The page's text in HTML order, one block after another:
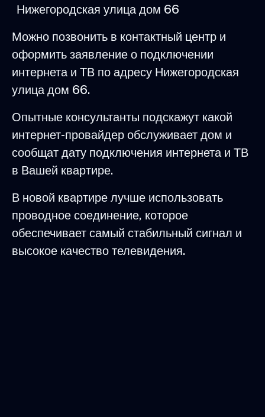
Нижегородская улица дом 66
Можно позвонить в контактный центр и
оформить заявление о подключении
интернета и ТВ по адресу Нижегородская
улица дом 66.
Опытные консультанты подскажут какой
интернет-провайдер обслуживает дом и
сообщат дату подключения интернета и ТВ
в Вашей квартире.
В новой квартире лучше использовать
проводное соединение, которое
обеспечивает самый стабильный сигнал и
высокое качество телевидения.